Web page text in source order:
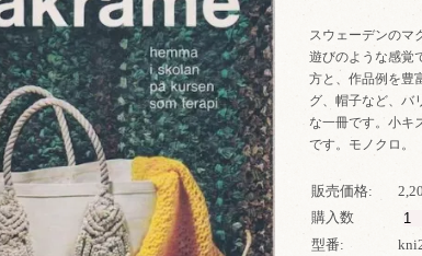
スウェーデンのマ
遊びのような感覚
方と、作品例を豊
グ、帽子など、バ
な一冊です。小キ
です。モノクロ。
販売価格:
購入数
型番: